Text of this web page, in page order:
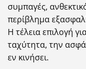
συμπαγές,
περίβλημα
Η τέλεια επιλογή
ταχύτητα, την
εν κινήσει.